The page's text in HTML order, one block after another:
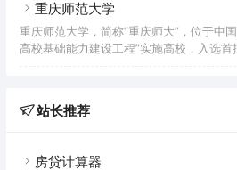
中
划”、“服务国家特殊需求博士人才培养项
是重庆市国际人文特色高校、重庆市国际
学科建设高校，重庆市“数字校园”示范学
重庆师范大学
重庆师范大学，简称“重庆师大”，位于中
高校基础能力建设工程”实施高校，入选首
史源于1906年官立川东师范学堂，主体创
站长推荐
房贷计算器